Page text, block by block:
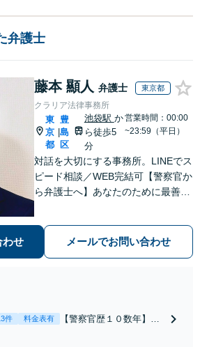
弁護士
藤本 顯人 弁護士 東京都
クラリア法律事務所
東
京
都
|
豊
島
区
池袋駅 か
ら徒歩5
分
営業時間：00:00
~23:59（平日）
対話を大切にする事務所。LINEでス
ピード相談／WEB完結可【警察官か
ら弁護士へ】あなたのために最善の
婚などの民事から刑事事件まで幅広
く支援【完全個室】
わせ メールでお問い合わせ
件 料金表有
【警察官歴１０数年】